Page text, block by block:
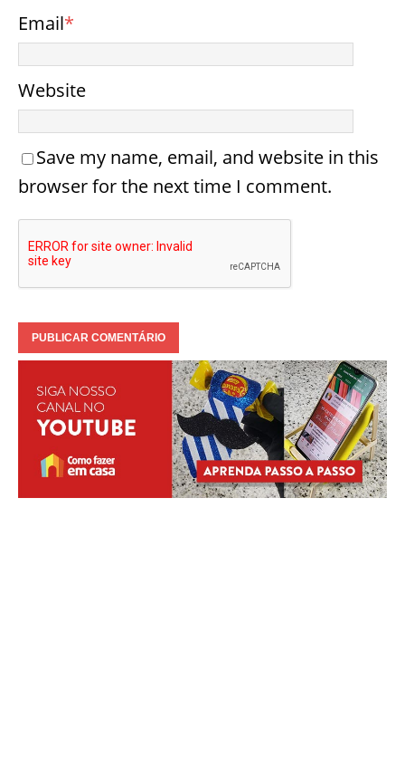
Email*
Website
Save my name, email, and website in this
browser for the next time I comment.